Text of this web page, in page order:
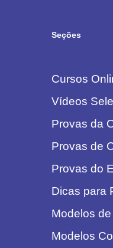
Seções
Cursos
Vídeos
Provas da
Provas de
Provas do
Dicas para
Modelos
Modelos